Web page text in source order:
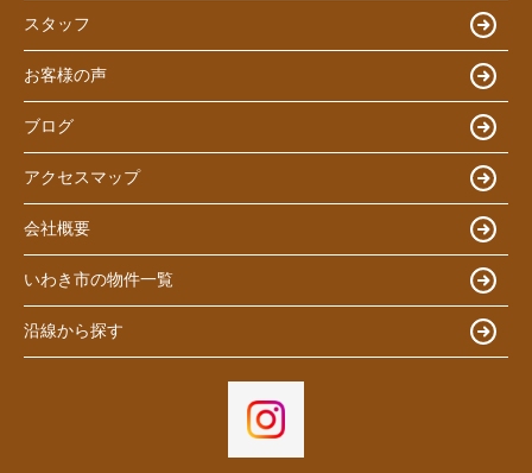
スタッフ
お客様の声
ブログ
アクセスマップ
会社概要
いわき市の物件一覧
沿線から探す